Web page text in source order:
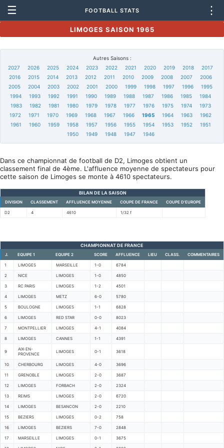
☰ FOOTBALL STATS ⋮
LIMOGES SAISON 1965
Autres Saisons :
2027
2026 2025 2024 2023 2022 2021 2020 2019 2018
2017
2016
2015 2014 2013 2012 2011 2010 2009 2008 2007
2006
2005
2004 2003 2002 2001 2000 1999 1998 1997 1996
1995
1994
1993 1992 1991 1990 1989 1988 1987 1986 1985
1984
1983
1982 1981 1980 1979 1978 1977 1976 1975 1974
1973
1972
1971 1970 1969 1968 1967 1966 1965 1964 1963
1962
1961
1960 1959 1958 1957 1956 1955 1954 1953 1952
1951
1950
1949 1948 1947 1946
Dans ce championnat de football de D2, Limoges obtient un
classement final de 4ème. L'affluence moyenne de spectateurs pour
cette saison de Limoges se monte à 4610 spectateurs.
BILAN DE LA SAISON
DIVISION CLASSEMENT AFFLUENCE MOYENNE COUPE DE FRANCE COUPE D'EUROPE
D2 4 4610 1/32 f
CHAMPIONNAT DE FRANCE
J. EQUIPE 1 EQUIPE 2 SCORE AFFLUENCE LIEU CLASS. COMMENTAIRES
1 LIMOGES MARSEILLE 1-0 6784
2 NICE LIMOGES 1-0 4850
3 RC PARIS LIMOGES 1-2 4501
4 LIMOGES METZ 6-0 5780
5 BOULOGNE LIMOGES 1-1 6828
6 LIMOGES RED STAR 0-0 8023
7 MONTPELLIER LIMOGES 4-1 4084
8 LIMOGES CANNES 1-1 4391
9
AIX-EN-
PROVENCE
LIMOGES 0-1 3618
10 CHERBOURG LIMOGES 4-0 3696
11 GRENOBLE LIMOGES 2-0 3687
12 LIMOGES FORBACH 2-0 2324
13 REIMS LIMOGES 2-0 6720
14 LIMOGES BESANCON 2-0 2210
15 BEZIERS LIMOGES 0-2 758
16 LIMOGES BEZIERS 7-0 2848
17 MARSEILLE LIMOGES 0-1 3675